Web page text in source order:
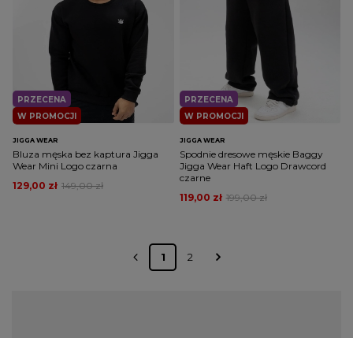
W PROMOCJI
PRZECENA
JIGGA WEAR
Bluza męska bez kaptura Jigga
Wear Mini Logo czarna
149,00 zł
129,00 zł
W PROMOCJI
PRZECENA
JIGGA WEAR
Spodnie dresowe męskie Baggy
Jigga Wear Haft Logo Drawcord
czarne
199,00 zł
119,00 zł
1 2